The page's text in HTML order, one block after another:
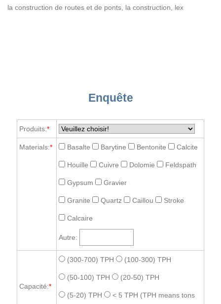
la construction de routes et de ponts, la construction, lex
Enquête
Produits:*
Materials:* Basalte Barytine Bentonite Calcite
Houille Cuivre Dolomie Feldspath
Gypsum Gravier
Granite Quartz Caillou Stroke
Calcaire
Autre:
Capacité:*
(300-700) TPH (100-300) TPH
(50-100) TPH (20-50) TPH
(5-20) TPH < 5 TPH (TPH means tons